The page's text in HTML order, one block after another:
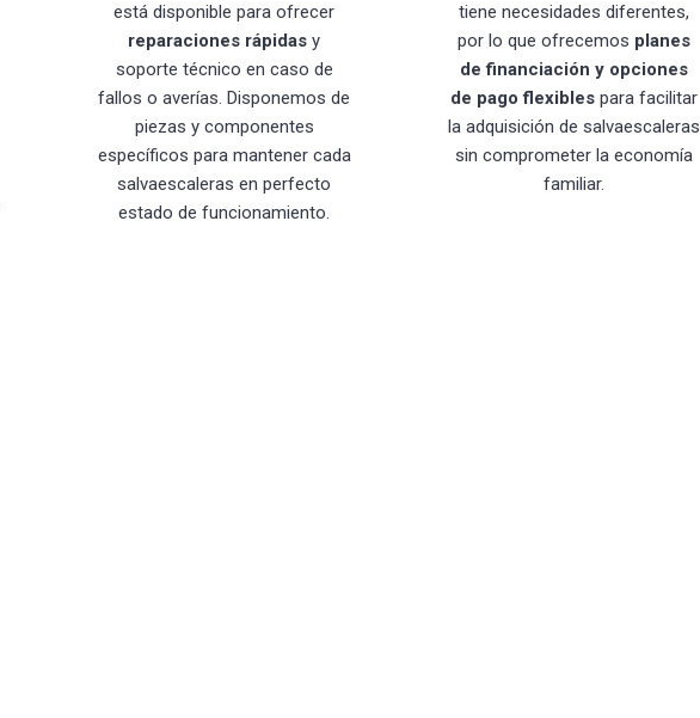
está disponible para ofrecer
reparaciones rápidas y
soporte técnico en caso de
fallos o averías. Disponemos de
piezas y componentes
específicos para mantener cada
salvaescaleras en perfecto
estado de funcionamiento.
tiene necesidades diferentes,
por lo que ofrecemos planes
de financiación y opciones
de pago flexiblespara facilitar
la adquisición de salvaescaleras
sin comprometer la economía
familiar.